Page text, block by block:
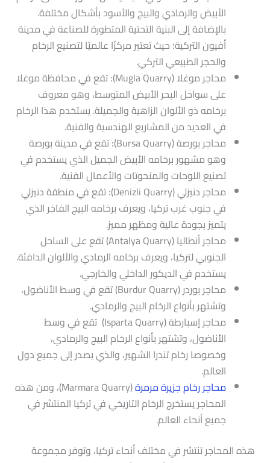
الأبيض والرمادي والبيج والأسود بأشكال مختلفة.
بالإضافة إلى البنية التحتية المتطورة للصناعة في مدينة
أفيون التركية؛ حيث تعتبر مركزًا عالميًا لتصنيع الرخام
والحجر الطبيعي التركي.
محاجر موغلا (Mugla Quarry): تقع في محافظة موغلا
على سواحل البحر الأبيض المتوسط، وهو معروف
برخامه ذو الألوان الزاهية والجميلة. يستخدم هذا الرخام
في العديد من المشاريع الهندسية والفنية.
محاجر بورصة (Bursa Quarry): تقع في مدينة بورصة
وهو مشهور برخامه الأبيض الجميل الذي يستخدم في
تصنيع اللوحات والمنحوتات والأعمال الفنية.
محاجر دنيزلي (Denizli Quarry): تقع في منطقة دنيزلي
في جنوب غرب تركيا، ويعرف برخامه البيج الفاخر الذي
يتميز بجودة عالية ومظهر مميز.
محاجر أنطاليا (Antalya Quarry) تقع على الساحل
الجنوبي لتركيا، ويعرف برخامه الرمادي والألوان الدافئة.
يستخدم في الديكور الداخلي والخارجي.
محاجر بوردر (Burdur Quarry) تقع في وسط الأناضول،
وتشتهر بأنواع الرخام البيج والرمادي.
محاجر إسبارطة (Isparta Quarry) تقع في وسط
الأناضول، وتشتهر بأنواع الرخام البيج والرمادي،
وخصوصا رخام تندرا الشهير، والذي يصدر إلى جميع دول
العالم.
محاجر رخام جزيرة مرمرة
(Marmara Quarry)، ومن هذه
المحاجر يستخرج الرخام التاريخي في تركيا المنتشر في
جميع أنحاء العالم.
هذه المحاجر تنتشر في مختلف أنحاء تركيا، وتوفر مجموعة